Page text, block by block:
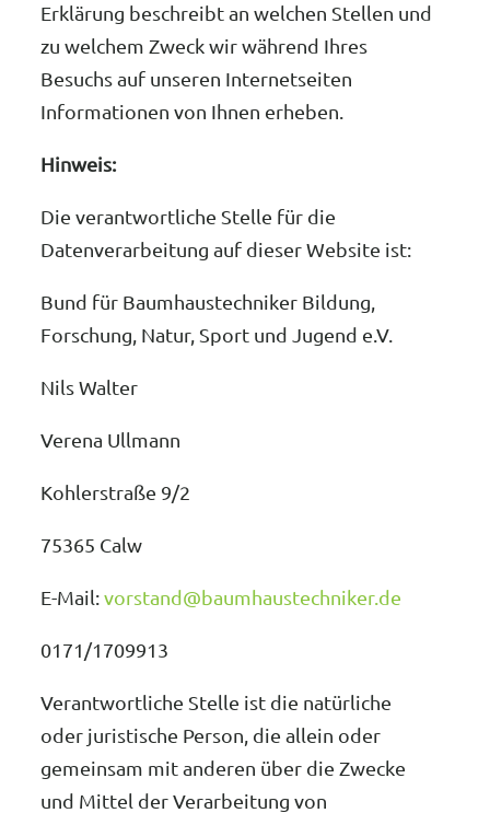
Erklärung beschreibt an welchen Stellen und
zu welchem Zweck wir während Ihres
Besuchs auf unseren Internetseiten
Informationen von Ihnen erheben.
Hinweis:
Die verantwortliche Stelle für die
Datenverarbeitung auf dieser Website ist:
Bund für Baumhaustechniker Bildung,
Forschung, Natur, Sport und Jugend e.V.
Nils Walter
Verena Ullmann
Kohlerstraße 9/2
75365 Calw
E-Mail:vorstand@baumhaustechniker.de
0171/1709913
Verantwortliche Stelle ist die natürliche
oder juristische Person, die allein oder
gemeinsam mit anderen über die Zwecke
und Mittel der Verarbeitung von